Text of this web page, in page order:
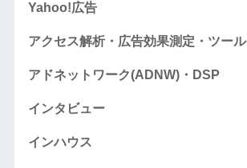
Yahoo!広告
アクセス解析・広告効果測定・ツール
アドネットワーク(ADNW)・DSP
インタビュー
インハウス